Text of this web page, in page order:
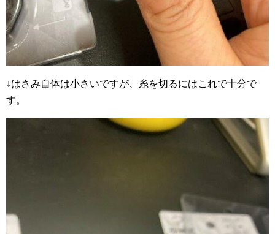
↓はさみ自体は小さいですが、糸を切るにはこれで十分で
す。